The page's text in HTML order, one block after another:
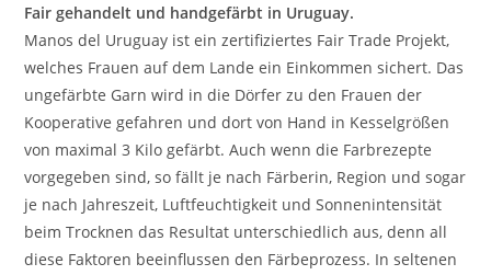
Fair gehandelt und handgefärbt in Uruguay.
Manos del Uruguay ist ein zertifiziertes Fair Trade Projekt,
welches Frauen auf dem Lande ein Einkommen sichert. Das
ungefärbte Garn wird in die Dörfer zu den Frauen der
Kooperative gefahren und dort von Hand in Kesselgrößen
von maximal 3 Kilo gefärbt. Auch wenn die Farbrezepte
vorgegeben sind, so fällt je nach Färberin, Region und sogar
je nach Jahreszeit, Luftfeuchtigkeit und Sonnenintensität
beim Trocknen das Resultat unterschiedlich aus, denn all
diese Faktoren beeinflussen den Färbeprozess. In seltenen